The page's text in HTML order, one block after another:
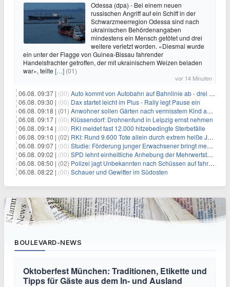
Odessa (dpa) - Bei einem neuen
russischen Angriff auf ein Schiff in der
Schwarzmeerregion Odessa sind nach
ukrainischen Behördenangaben
mindestens ein Mensch getötet und drei
weitere verletzt worden. «Diesmal wurde
ein unter der Flagge von Guinea-Bissau fahrender
Handelsfrachter getroffen, der mit ukrainischem Weizen beladen
war», teilte […] (01)
vor 14 Minuten
06.08. 09:37 | (00) Auto kommt von Autobahn auf Bahnlinie ab - drei Tote
06.08. 09:30 | (00) Dax startet leicht im Plus - Rally legt Pause ein
06.08. 09:18 | (01) Anwohner sollen Gärten nach vermisstem Kind absuchen
06.08. 09:17 | (00) Klüssendorf: Drohnenfund in Leipzig ernst nehmen
06.08. 09:14 | (00) RKI meldet fast 12.000 hitzebedingte Sterbefälle
06.08. 09:10 | (02) RKI: Rund 9.600 Tote allein durch extrem heiße Juni-Woche
06.08. 09:07 | (00) Studie: Förderung junger Erwachsener bringt mehr als bei Älteren
06.08. 09:02 | (00) SPD lehnt einheitliche Anhebung der Mehrwertsteuer ab
06.08. 08:50 | (02) Polizei jagt Unbekannten nach Schüssen auf fahrendes Auto
06.08. 08:22 | (00) Schauer und Gewitter im Südosten
BOULEVARD-NEWS
Oktoberfest München: Traditionen, Etikette und
Tipps für Gäste aus dem In- und Ausland